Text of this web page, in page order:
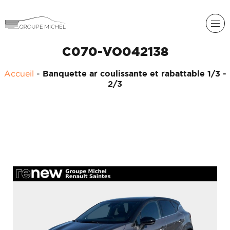
RENAULT
ALPINE
C070-VO042138
Accueil - Banquette ar coulissante et rabattable 1/3 -
2/3